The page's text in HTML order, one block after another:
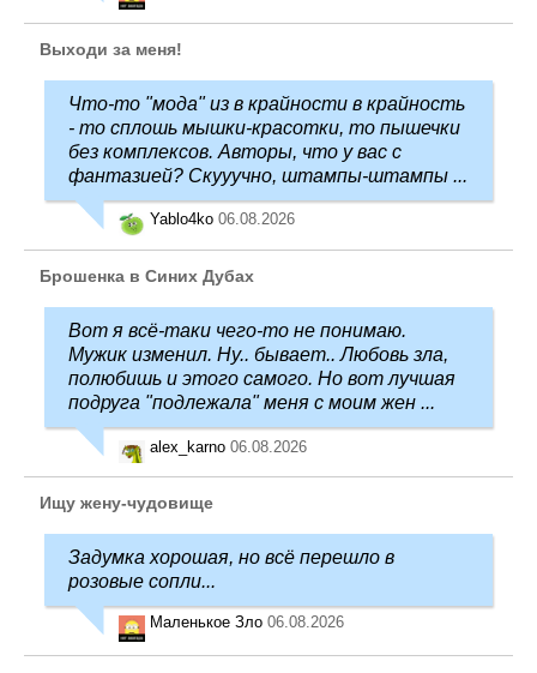
Выходи за меня!
Что-то "мода" из в крайности в крайность
- то сплошь мышки-красотки, то пышечки
без комплексов. Авторы, что у вас с
фантазией? Скууучно, штампы-штампы ...
Yablo4ko 06.08.2026
Брошенка в Синих Дубах
Вот я всё-таки чего-то не понимаю.
Мужик изменил. Ну.. бывает.. Любовь зла,
полюбишь и этого самого. Но вот лучшая
подруга "подлежала" меня с моим жен ...
alex_karno 06.08.2026
Ищу жену-чудовище
Задумка хорошая, но всё перешло в
розовые сопли...
Маленькое Зло 06.08.2026